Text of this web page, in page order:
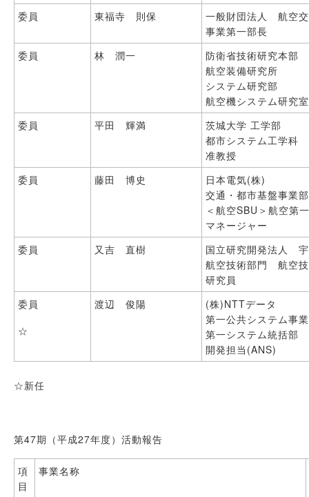
委員
東福寺 則保
一般財団法人 航空
事業第一部長
委員
林 潤一
防衛省技術研究本部
航空装備研究所
システム研究部
航空機システム研究室
委員
平田 輝満
茨城大学 工学部
都市システム工学科
准教授
委員
藤田 博史
日本電気(株)
交通・都市基盤事業
＜航空SBU＞航空第
マネージャー
委員
又吉 直樹
国立研究開発法人
航空技術部門 航空
研究員
委員
☆
渡辺 俊陽
(株)NTTデータ
第一公共システム事
第一システム統括部
開発担当(ANS)
☆新任
第47期（平成27年度）活動報告
項
目
事業名称